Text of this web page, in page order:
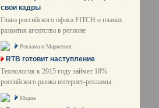
свои кадры
Глава российского офиса FITCH о планах
развития агентства в регионе
Реклама и Маркетинг
RTB готовит наступление
Технология к 2015 году займет 18%
российского рынка интернет-рекламы
Медиа